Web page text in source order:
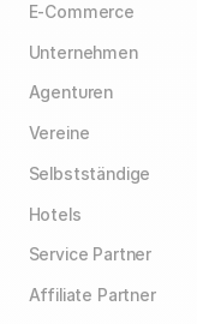
E-Commerce
Unternehmen
Agenturen
Vereine
Selbstständige
Hotels
Service Partner
Affiliate Partner